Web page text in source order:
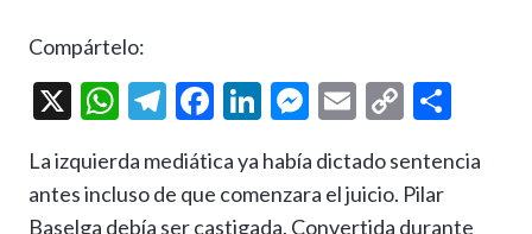
Compártelo:
X
W
at
s
T
e
gr
F
e
b
Li
ke
dI
M
se
n
E
ai
l
C
p
y
m
p
La izquierda mediática ya había dictado sentencia
antes incluso de que comenzara el juicio. Pilar
Baselga debía ser castigada. Convertida durante